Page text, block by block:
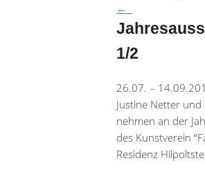
←
1/2
26.07. –
Justine Netter und
nehmen an der
des Kunstverein
Residenz